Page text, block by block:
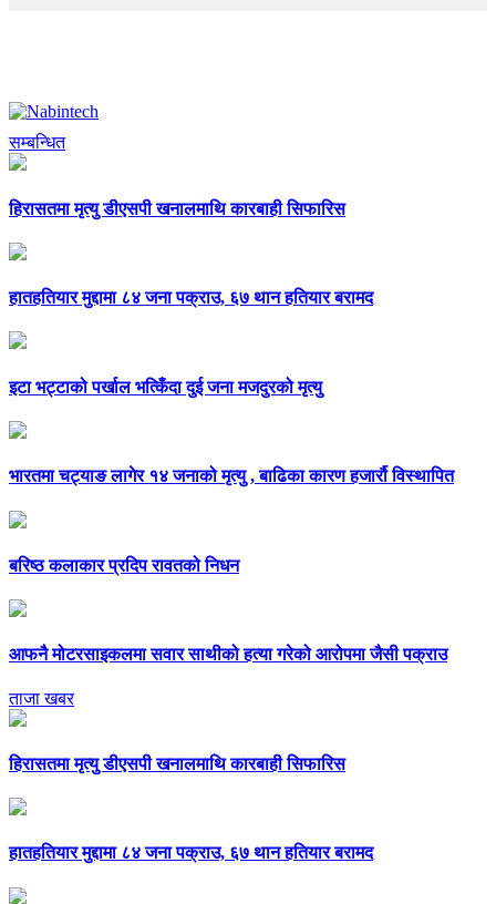
सम्बन्धित
हिरासतमा मृत्यु डीएसपी खनालमाथि कारबाही सिफारिस
हातहतियार मुद्दामा ८४ जना पक्राउ, ६७ थान हतियार बरामद
इटा भट्टाको पर्खाल भत्किँदा दुई जना मजदुरको मृत्यु
भारतमा चट्याङ लागेर १४ जनाको मृत्यु , बाढिका कारण हजार्रौ विस्थापित
बरिष्ठ कलाकार प्रदिप रावतको निधन
आफनै मोटरसाइकलमा सवार साथीको हत्या गरेको आरोपमा जैसी पक्राउ
ताजा खबर
हिरासतमा मृत्यु डीएसपी खनालमाथि कारबाही सिफारिस
हातहतियार मुद्दामा ८४ जना पक्राउ, ६७ थान हतियार बरामद